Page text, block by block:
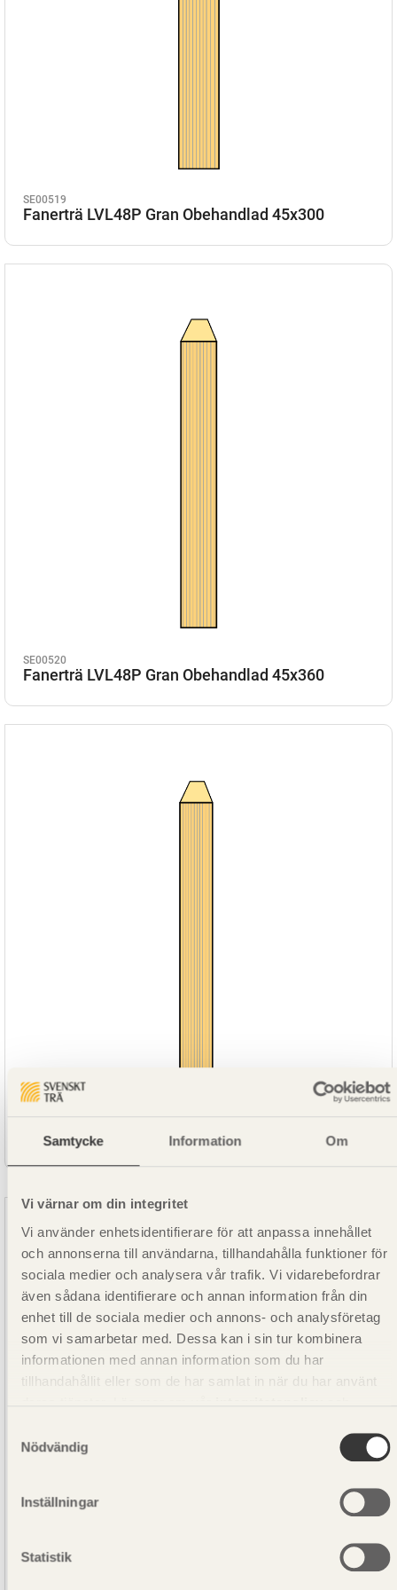
Samtycke Information Om
Vi värnar om din integritet
Vi använder enhetsidentifierare för att anpassa innehållet
och annonserna till användarna, tillhandahålla funktioner för
sociala medier och analysera vår trafik. Vi vidarebefordrar
även sådana identifierare och annan information från din
enhet till de sociala medier och annons- och analysföretag
som vi samarbetar med. Dessa kan i sin tur kombinera
informationen med annan information som du har
tillhandahållit eller som de har samlat in när du har använt
Nödvändig
Inställningar
Statistik
SE00519
Fanerträ LVL48P Gran Obehandlad 45x300
SE00520
Fanerträ LVL48P Gran Obehandlad 45x360
Fanerträ LVL48P Gran Obehandlad 45x400